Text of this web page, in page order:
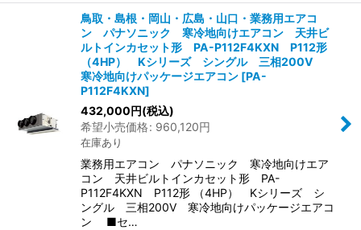
鳥取・島根・岡山・広島・山口・業務用エアコ
ン パナソニック 寒冷地向けエアコン 天井ビ
ルトインカセット形 PA-P112F4KXN P112形
（4HP） Kシリーズ シングル 三相200V
寒冷地向けパッケージエアコン [PA-
P112F4KXN]
432,000円(税込)
希望小売価格: 960,120円
在庫あり
業務用エアコン パナソニック 寒冷地向けエア
コン 天井ビルトインカセット形 PA-
P112F4KXN P112形 （4HP） Kシリーズ シ
ングル 三相200V 寒冷地向けパッケージエアコ
ン ■セ…